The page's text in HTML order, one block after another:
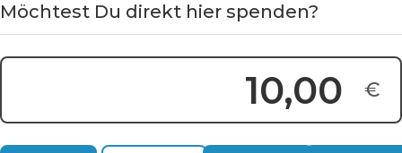
Möchtest Du direkt hier spenden?
€